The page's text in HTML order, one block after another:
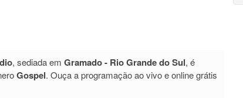
, sediada em Gramado - Rio Grande do Sul, é
Gospel. Ouça a programação ao vivo e online grátis